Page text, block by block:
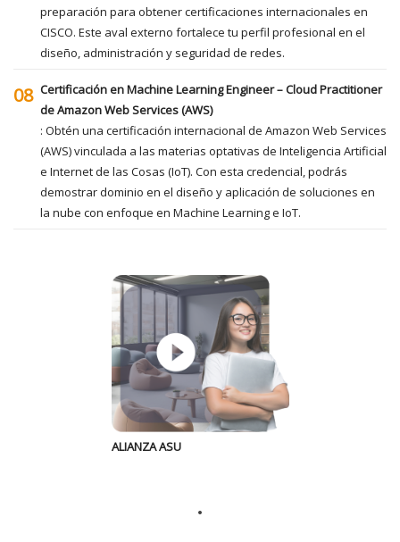
preparación para obtener certificaciones internacionales en
CISCO. Este aval externo fortalece tu perfil profesional en el
diseño, administración y seguridad de redes.
08 Certificación en Machine Learning Engineer – Cloud Practitioner
de Amazon Web Services (AWS)
: Obtén una certificación internacional de Amazon Web Services
(AWS) vinculada a las materias optativas de Inteligencia Artificial
e Internet de las Cosas (IoT). Con esta credencial, podrás
demostrar dominio en el diseño y aplicación de soluciones en
la nube con enfoque en Machine Learning e IoT.
ALIANZA ASU